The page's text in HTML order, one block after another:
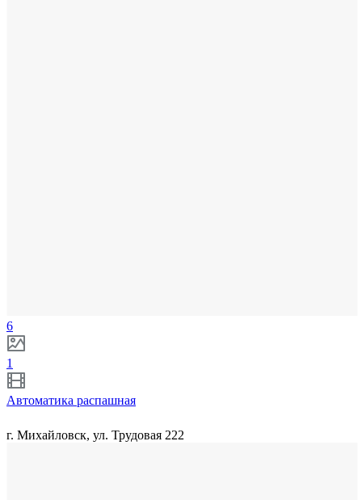
6
1
Автоматика распашная
г. Михайловск, ул. Трудовая 222